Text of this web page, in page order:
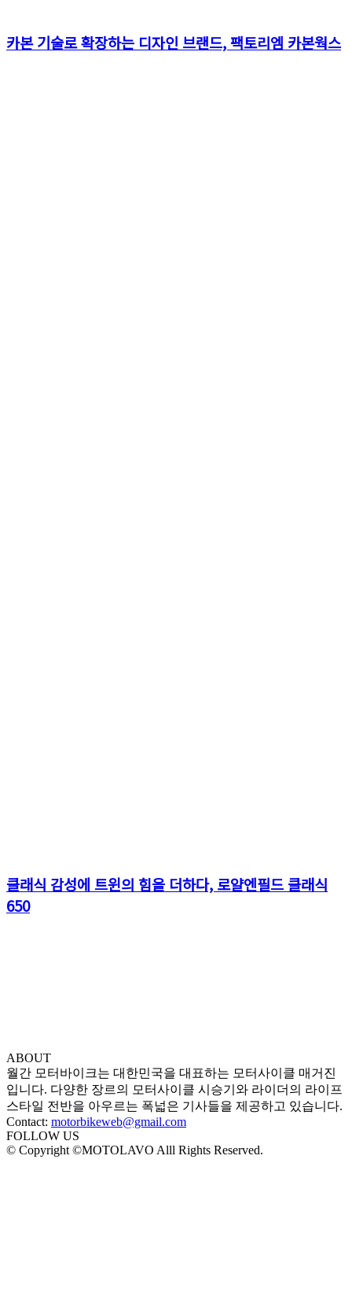
카본 기술로 확장하는 디자인 브랜드, 팩토리엠 카본웍스
클래식 감성에 트윈의 힘을 더하다, 로얄엔필드 클래식
650
ABOUT
월간 모터바이크는 대한민국을 대표하는 모터사이클 매거진
입니다. 다양한 장르의 모터사이클 시승기와 라이더의 라이프
스타일 전반을 아우르는 폭넓은 기사들을 제공하고 있습니다.
Contact: motorbikeweb@gmail.com
FOLLOW US
© Copyright ©MOTOLAVO Alll Rights Reserved.